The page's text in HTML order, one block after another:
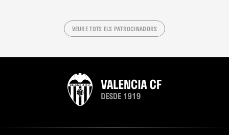
VEURE TOTS ELS PATROCINADORS